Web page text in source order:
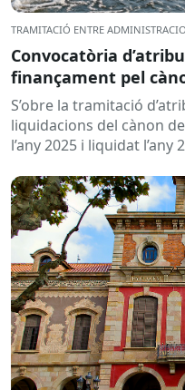
TRAMITACIÓ ENTRE
Convocatòria
finançament pel
d’abocaments
2026
S’obre la tramitació
liquidacions del cànon
l’any 2025 i liquidat